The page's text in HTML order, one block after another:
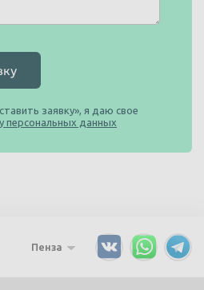
заявку», я даю свое
персональных данных
Пенза